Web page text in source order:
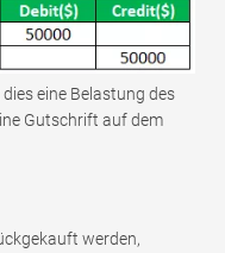
eine Belastung des
Gutschrift auf dem
werden,